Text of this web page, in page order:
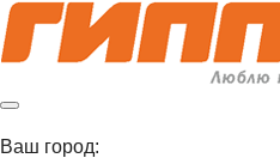
Ваш город: